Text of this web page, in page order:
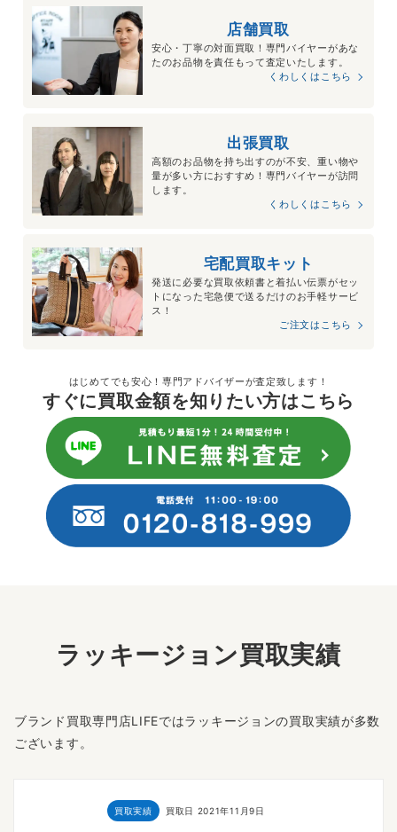
店舗買取
安心・丁寧の対面買取！専門バイヤーがあな
たのお品物を責任もって査定いたします。
くわしくはこちら
出張買取
高額のお品物を持ち出すのが不安、重い物や
量が多い方におすすめ！専門バイヤーが訪問
します。
くわしくはこちら
宅配買取キット
発送に必要な買取依頼書と着払い伝票がセッ
トになった宅急便で送るだけのお手軽サービ
ス！
ご注文はこちら
はじめてでも安心！専門アドバイザーが査定致します！
すぐに買取金額を知りたい方はこちら
ラッキージョン買取実績
ブランド買取専門店LIFEではラッキージョンの買取実績が多数
ございます。
買取実績 買取日 2021年11月9日